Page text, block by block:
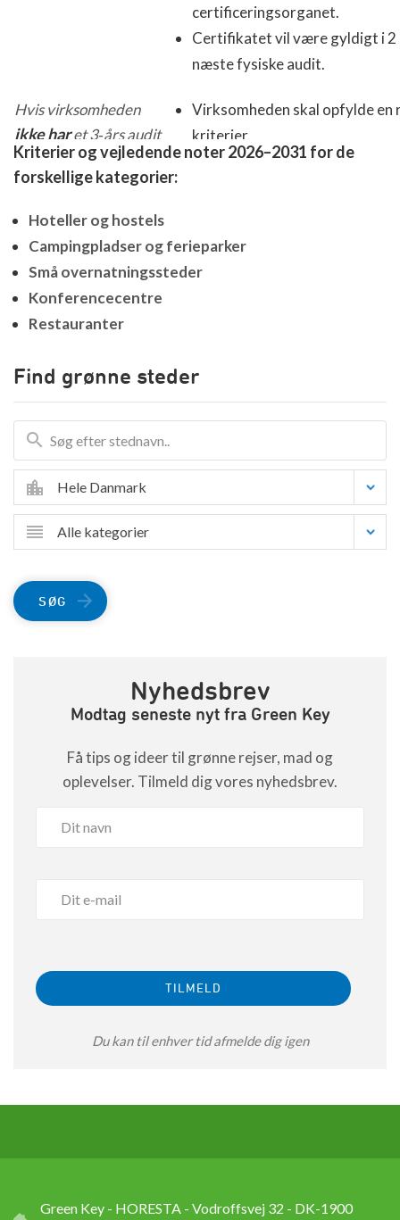
certificeringsorganet.
Certifikatet vil være gyldigt i 2
næste fysiske audit.
Hvis virksomheden
ikke haret 3‑års audit
i overgangsperioden...
Virksomheden skal opfylde
kriterier.
Der gennemføres et digitalt
fysiske audit gennemføres.
Kriterier og vejledende noter 2026–2031 for de
forskellige kategorier:
Hoteller og hostels
Campingpladser og ferieparker
Små overnatningssteder
Konferencecentre
Restauranter
Find grønne steder
Hele Danmark
Alle kategorier
SØG
Nyhedsbrev
Modtag seneste nyt fra Green Key
Få tips og ideer til grønne rejser, mad og
oplevelser. Tilmeld dig vores nyhedsbrev.
Du kan til enhver tid afmelde dig igen
Green Key - HORESTA - Vodroffsvej 32 - DK-1900